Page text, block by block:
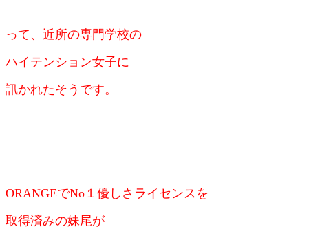
って、 近所の専門学校の
ハイテンション女子に
訊かれたそうです。
ORANGEでNo１ 優しさライセンスを
取得済みの妹尾が